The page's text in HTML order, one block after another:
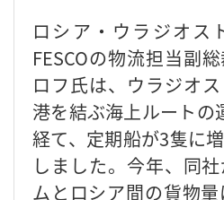
ロ シア・ウラジオス
FESCOの物流担当副
ロフ氏は、ウラジオ
港を結ぶ海上ルートの
経て、定期船が3隻に
しました。今年、同
ムとロシア間の貨物